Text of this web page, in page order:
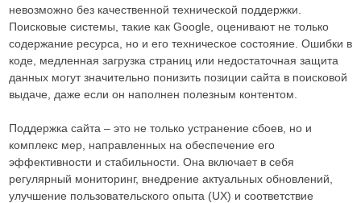
невозможно без качественной технической поддержки.
Поисковые системы, такие как Google, оценивают не только
содержание ресурса, но и его техническое состояние. Ошибки в
коде, медленная загрузка страниц или недостаточная защита
данных могут значительно понизить позиции сайта в поисковой
выдаче, даже если он наполнен полезным контентом.
Поддержка сайта – это не только устранение сбоев, но и
комплекс мер, направленных на обеспечение его
эффективности и стабильности. Она включает в себя
регулярный мониторинг, внедрение актуальных обновлений,
улучшение пользовательского опыта (UX) и соответствие